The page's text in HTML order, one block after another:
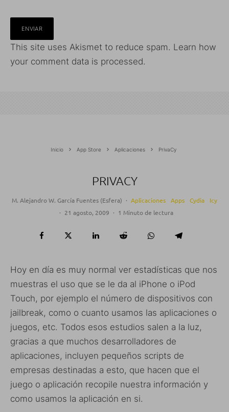
This site uses Akismet to reduce spam. Learn how
your comment data is processed.
Inicio App Store Aplicaciones PrivaCy
PRIVACY
M. Alejandro W. García Fuentes (Esfera) · Aplicaciones Apps Cydia
Icy
· 21 agosto, 2009 · 1 Minuto de lectura
Hoy en día es muy normal ver estadísticas que nos
muestras el uso que se le da al iPhone o iPod
Touch, por ejemplo el número de dispositivos con
jailbreak, como o cuanto usamos las aplicaciones o
juegos, etc. Todos esos estudios salen a la luz,
gracias a que muchos desarrolladores de
aplicaciones, incluyen pequeños scripts de
empresas destinadas a esto, que hacen que el
juego o aplicación recopile nuestra información y
como usamos la aplicación en si.